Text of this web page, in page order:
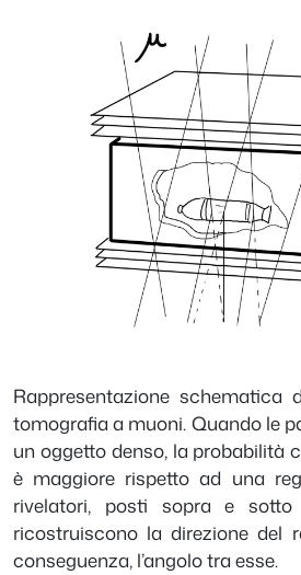
Rappresentazione
tomografia a muoni. Quando le
un oggetto denso, la probabilità
è maggiore rispetto ad una
rivelatori, posti sopra e
ricostruiscono la direzione del
conseguenza, l’angolo tra esse.